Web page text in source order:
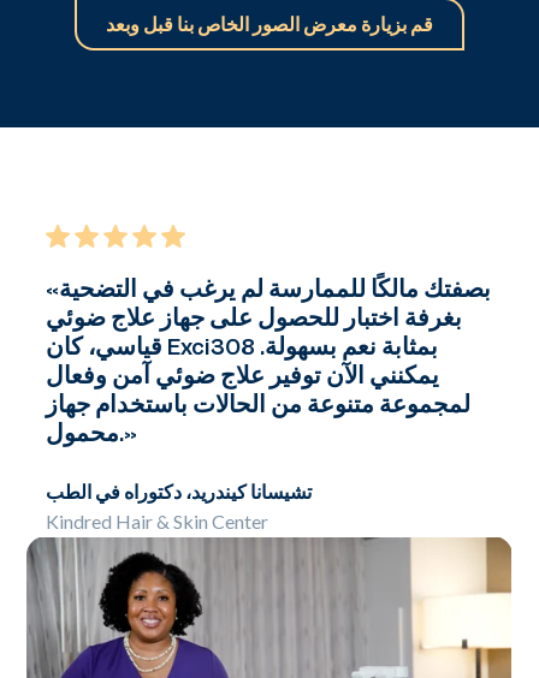
قم بزيارة معرض الصور الخاص بنا قبل وبعد
«بصفتك مالكًا للممارسة لم يرغب في التضحية
بغرفة اختبار للحصول على جهاز علاج ضوئي
قياسي، كان Exci308 بمثابة نعم بسهولة.
يمكنني الآن توفير علاج ضوئي آمن وفعال
لمجموعة متنوعة من الحالات باستخدام جهاز
محمول.»
تشيسانا كيندريد، دكتوراه في الطب
Kindred Hair & Skin Center